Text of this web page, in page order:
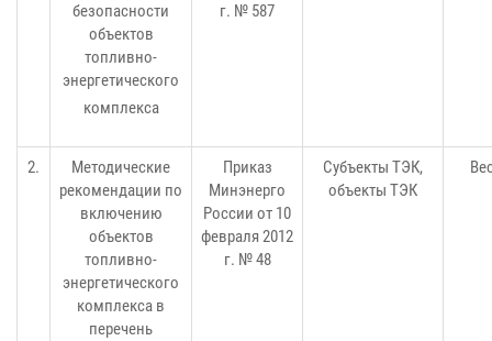
безопасности
объектов
топливно-
энергетического
комплекса
г. № 587
2.
Методические
рекомендации по
включению
объектов
топливно-
энергетического
комплекса в
перечень
Приказ
Минэнерго
России от 10
февраля 2012
г. № 48
Субъекты ТЭК,
объекты ТЭК